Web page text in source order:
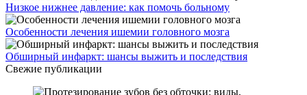
Низкое нижнее давление: как помочь больному
Особенности лечения ишемии головного мозга
Обширный инфаркт: шансы выжить и последствия
Свежие публикации